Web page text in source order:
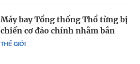
THẾ GIỚI
Máy bay Tổng thống Thổ từng bị
chiến cơ đảo chính nhằm bắn